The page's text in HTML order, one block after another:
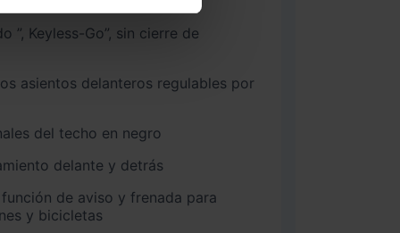
Go”, sin cierre de
asientos delanteros regulables por
del techo en negro
delante y detrás
de aviso y frenada para
y bicicletas